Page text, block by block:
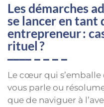
Les démarches
se lancer en tant
entrepreneur :
rituel ?
Le cœur qui
vous parle ou
que de naviguer à